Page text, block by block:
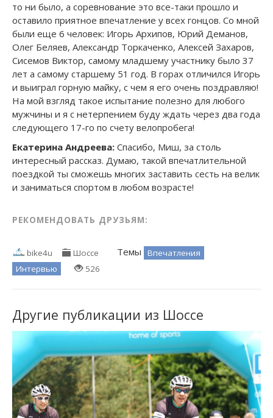
то ни было, а соревнование это все-таки прошло и
оставило приятное впечатление у всех гонцов. Со мной
были еще 6 человек: Игорь Архипов, Юрий Деманов,
Олег Беляев, Александр Торкаченко, Алексей Захаров,
Сисемов Виктор, самому младшему участнику было 37
лет а самому старшему 51 год. В горах отличился Игорь
и выиграл горную майку, с чем я его очень поздравляю!
На мой взгляд такое испытание полезно для любого
мужчины и я с нетерпением буду ждать через два года
следующего 17-го по счету велопробега!
Екатерина Андреева: Спасибо, Миш, за столь
интересный рассказ. Думаю, такой впечатлительной
поездкой ты сможешь многих заставить сесть на велик
и заниматься спортом в любом возрасте!
РЕКОМЕНДОВАТЬ ДРУЗЬЯМ:
bike4u Шоссе Темы
Впечатления
Интервью
526
Другие публикации из Шоссе